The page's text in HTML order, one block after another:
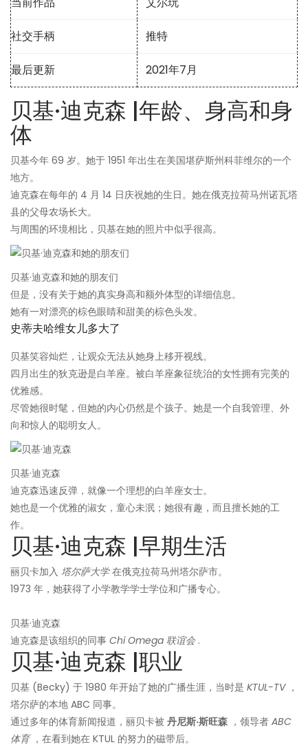
社交手柄 推特
最后更新 2021年7月
贝基·迪克森 |年龄、身高和身
体
贝基今年 69 岁。她于 1951 年出生在美国堪萨斯州科菲维尔的一个
地方。
迪克森在每年的 4 月 14 日庆祝她的生日。她在俄克拉荷马州诺瓦塔
县的父母农场长大。
与周围的环境相比，贝基在她的照片中似乎很高。
贝基·迪克森和她的朋友们
但是，没有关于她的真实身高和额外体型的详细信息。
她有一对漂亮的棕色眼睛和甜美的棕色头发。
史蒂夫哈维女儿多大了
贝基笑容灿烂，让观众无法从她身上移开视线。
四月出生的狄克逊是白羊座。被白羊座象征统治的女性拥有完美的
优雅感。
尽管她很时髦，但她的内心仍然是个孩子。她是一个自我管理、外
向和惊人的聪明女人。
贝基·迪克森
迪克森迅速反弹，就像一个理想的白羊座女士。
她也是一个优雅的淑女，童心未泯；她很有趣，而且擅长她的工
作。
贝基·迪克森 |早期生活
丽贝卡加入 塔尔萨大学在俄克拉荷马州塔尔萨市。
1973 年，她获得了小学教学学士学位和广播专心。
贝基·迪克森
迪克森是该组织的同事 Chi Omega 联谊会.
贝基·迪克森 |职业
贝基 (Becky) 于 1980 年开始了她的广播生涯，当时是 KTUL-TV ，
塔尔萨的本地 ABC 同事。
通过多年的体育新闻报道，丽贝卡被 丹尼斯·斯旺森 ，领导者 ABC
体育 ，在看到她在 KTUL 的努力的磁带后。